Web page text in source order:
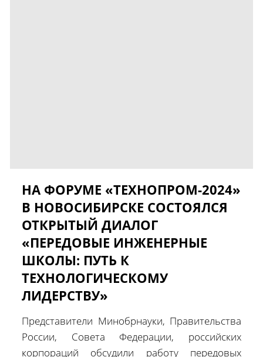
НА ФОРУМЕ «ТЕХНОПРОМ-2024»
В НОВОСИБИРСКЕ СОСТОЯЛСЯ
ОТКРЫТЫЙ ДИАЛОГ
«ПЕРЕДОВЫЕ ИНЖЕНЕРНЫЕ
ШКОЛЫ: ПУТЬ К
ТЕХНОЛОГИЧЕСКОМУ
ЛИДЕРСТВУ»
Представители Минобрнауки, Правительства
России, Совета Федерации, российских
корпораций обсудили работу передовых